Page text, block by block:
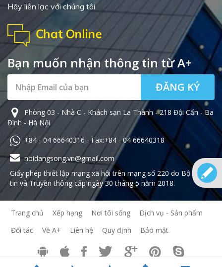
Hãy liên lạc với chúng tôi
Bạn muốn nhận thông tin từ A+
ĐĂNG KÝ
Phòng 03 - Nhà C - Khách sạn La Thành - 218 Đội Cấn - Ba
Đình - Hà Nội
+84 - 04 66640316 - Fax:+84 - 04 66640318
noidangsong.vn@gmail.com
Giấy phép thiết lập mạng xã hội trên mạng số 220 do Bộ Thông
tin và Truyền thông cấp ngày 30 tháng 5 năm 2018.
Trang chủ Xếp hạng Nơi tôi sống
Dịch vụ - Sản phẩm
Đối tác
Về A+ Liên hệ Quy định Bảo mật